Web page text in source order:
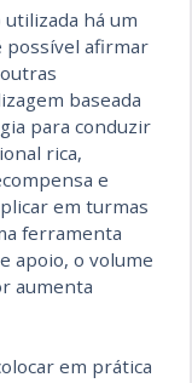
há um
possível afirmar
baseada
para conduzir
rica,
e
em turmas
ferramenta
apoio, o volume
aumenta
em prática